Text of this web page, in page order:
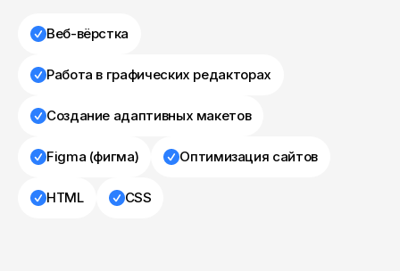
Веб-вёрстка
Работа в графических редакторах
Создание адаптивных макетов
Figma (фигма) Оптимизация сайтов
HTML CSS